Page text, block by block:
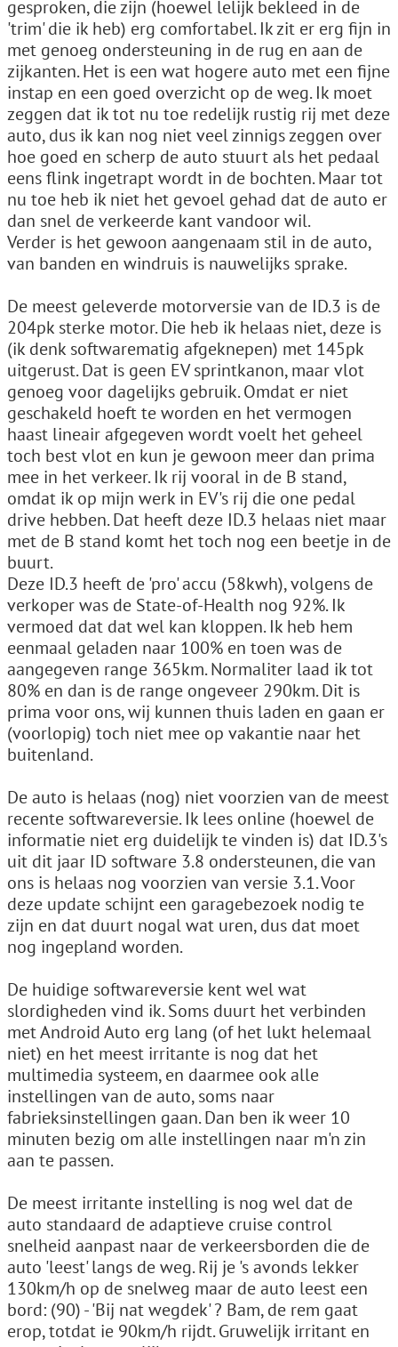
gesproken, die zijn (hoewel lelijk bekleed in de
'trim' die ik heb) erg comfortabel. Ik zit er erg fijn in
met genoeg ondersteuning in de rug en aan de
zijkanten. Het is een wat hogere auto met een fijne
instap en een goed overzicht op de weg. Ik moet
zeggen dat ik tot nu toe redelijk rustig rij met deze
auto, dus ik kan nog niet veel zinnigs zeggen over
hoe goed en scherp de auto stuurt als het pedaal
eens flink ingetrapt wordt in de bochten. Maar tot
nu toe heb ik niet het gevoel gehad dat de auto er
dan snel de verkeerde kant vandoor wil.
Verder is het gewoon aangenaam stil in de auto,
van banden en windruis is nauwelijks sprake.
De meest geleverde motorversie van de ID.3 is de
204pk sterke motor. Die heb ik helaas niet, deze is
(ik denk softwarematig afgeknepen) met 145pk
uitgerust. Dat is geen EV sprintkanon, maar vlot
genoeg voor dagelijks gebruik. Omdat er niet
geschakeld hoeft te worden en het vermogen
haast lineair afgegeven wordt voelt het geheel
toch best vlot en kun je gewoon meer dan prima
mee in het verkeer. Ik rij vooral in de B stand,
omdat ik op mijn werk in EV's rij die one pedal
drive hebben. Dat heeft deze ID.3 helaas niet maar
met de B stand komt het toch nog een beetje in de
buurt.
Deze ID.3 heeft de 'pro' accu (58kwh), volgens de
verkoper was de State-of-Health nog 92%. Ik
vermoed dat dat wel kan kloppen. Ik heb hem
eenmaal geladen naar 100% en toen was de
aangegeven range 365km. Normaliter laad ik tot
80% en dan is de range ongeveer 290km. Dit is
prima voor ons, wij kunnen thuis laden en gaan er
(voorlopig) toch niet mee op vakantie naar het
buitenland.
De auto is helaas (nog) niet voorzien van de meest
recente softwareversie. Ik lees online (hoewel de
informatie niet erg duidelijk te vinden is) dat ID.3's
uit dit jaar ID software 3.8 ondersteunen, die van
ons is helaas nog voorzien van versie 3.1. Voor
deze update schijnt een garagebezoek nodig te
zijn en dat duurt nogal wat uren, dus dat moet
nog ingepland worden.
De huidige softwareversie kent wel wat
slordigheden vind ik. Soms duurt het verbinden
met Android Auto erg lang (of het lukt helemaal
niet) en het meest irritante is nog dat het
multimedia systeem, en daarmee ook alle
instellingen van de auto, soms naar
fabrieksinstellingen gaan. Dan ben ik weer 10
minuten bezig om alle instellingen naar m'n zin
aan te passen.
De meest irritante instelling is nog wel dat de
auto standaard de adaptieve cruise control
snelheid aanpast naar de verkeersborden die de
auto 'leest' langs de weg. Rij je 's avonds lekker
130km/h op de snelweg maar de auto leest een
bord: (90) - 'Bij nat wegdek' ? Bam, de rem gaat
erop, totdat ie 90km/h rijdt. Gruwelijk irritant en